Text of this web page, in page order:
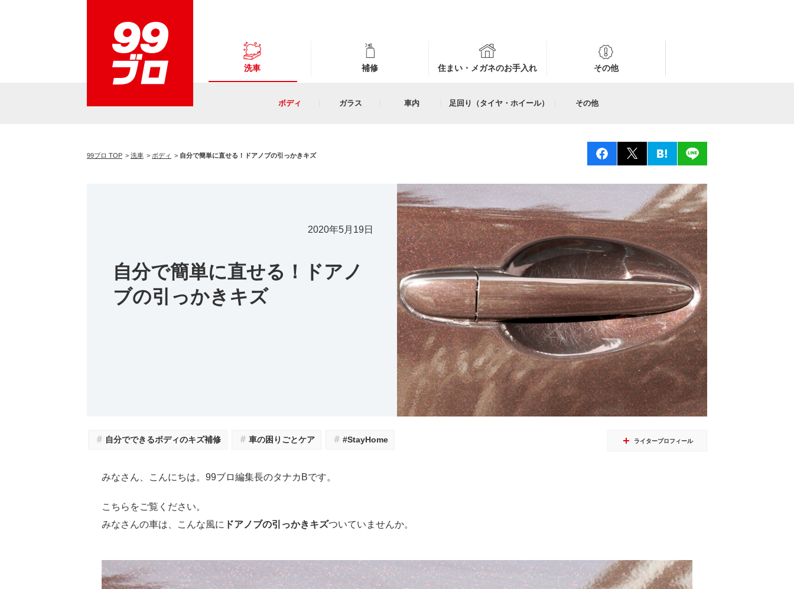
洗車 補修 住まい・メガネのお手入れ その他
ボディ ガラス 車内 足回り（タイヤ・ホイール） その他
99ブロ TOP 洗車 ボディ 自分で簡単に直せる！ドアノブの引っかきキズ
2020年5月19日
自分で簡単に直せる！ドアノ
ブの引っかきキズ
ライタープロフィール
＃ 自分でできるボディのキズ補修 ＃ 車の困りごとケア ＃ #StayHome
みなさん、こんにちは。99ブロ編集長のタナカBです。
こちらをご覧ください。
みなさんの車は、こんな風に ドアノブの引っかきキズついていませんか。